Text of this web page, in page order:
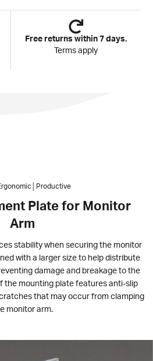
Free returns within 7 days.
Terms apply
Plate for Monitor
Arm
stability when securing the monitor
with a larger size to help distribute
damage and breakage to the
the mounting plate features anti-slip
that may occur from clamping
monitor arm.